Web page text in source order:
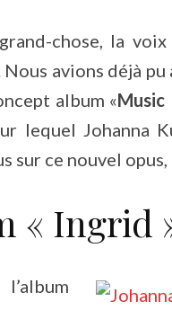
chose, la voix
avions déjà
album «Music
lequel Johanna
sur ce nouvel opus,
« Ingrid